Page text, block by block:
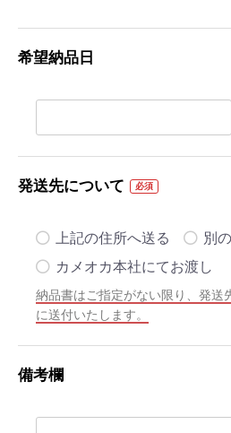
希望納品日
発送先について 必須
上記の住所へ送る
別
カメオカ本社にてお渡し
納品書はご指定がない限り、発送
に送付いたします。
備考欄